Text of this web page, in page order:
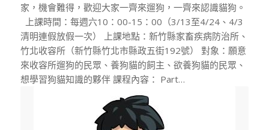
家，機會難得，歡迎大家一齊來遛狗，一齊來認識貓狗。
上課時間：每週六10：00-15：00（3/13至4/24、4/3
清明連假放假一次） 上課地點：新竹縣家畜疾病防治所、
竹北收容所（新竹縣竹北市縣政五街192號） 對象：願意
來收容所遛狗的民眾、養狗貓的飼主、欲養狗貓的民眾、
想學習狗貓知識的夥伴 課程內容： Part…